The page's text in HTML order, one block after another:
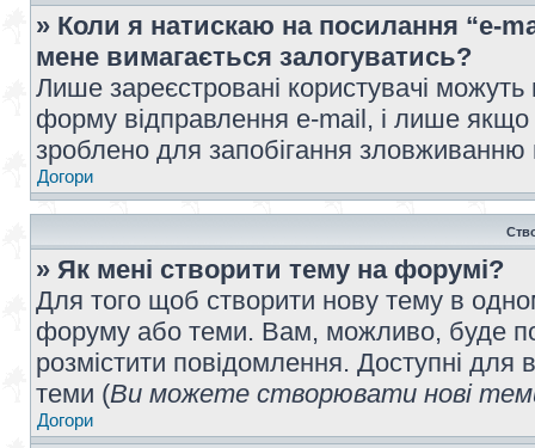
» Коли я натискаю на посилання “e-
мене вимагається залогуватись?
Лише зареєстровані користувачі
форму відправлення e-mail, і лише
зроблено для запобігання
Догори
» Як мені створити тему на форумі?
Для того щоб створити нову тему в
форуму або теми. Вам, можливо, буде
розмістити повідомлення. Доступні для
теми (Ви можете створювати нові
Догори